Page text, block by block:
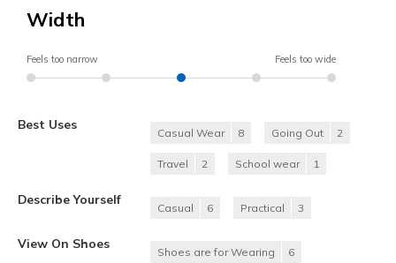
Width
Feels too narrow Feels too wide
Best Uses
Casual Wear 8 Going Out 2
Travel 2 School wear 1
Describe Yourself
Casual 6 Practical 3
View On Shoes
Shoes are for Wearing 6